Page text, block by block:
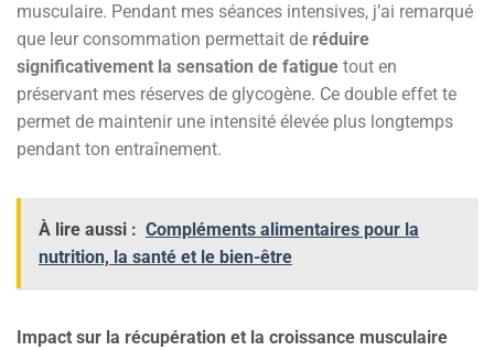
musculaire. Pendant mes séances intensives, j’ai remarqué
que leur consommation permettait de réduire
significativement la sensation de fatigue tout en
préservant mes réserves de glycogène. Ce double effet te
permet de maintenir une intensité élevée plus longtemps
pendant ton entraînement.
À lire aussi : Compléments alimentaires pour la
nutrition, la santé et le bien-être
Impact sur la récupération et la croissance musculaire